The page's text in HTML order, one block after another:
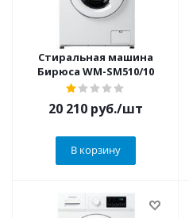
Стиральная машина
Бирюса WM-SM510/10
20 210 руб./шт
В корзину